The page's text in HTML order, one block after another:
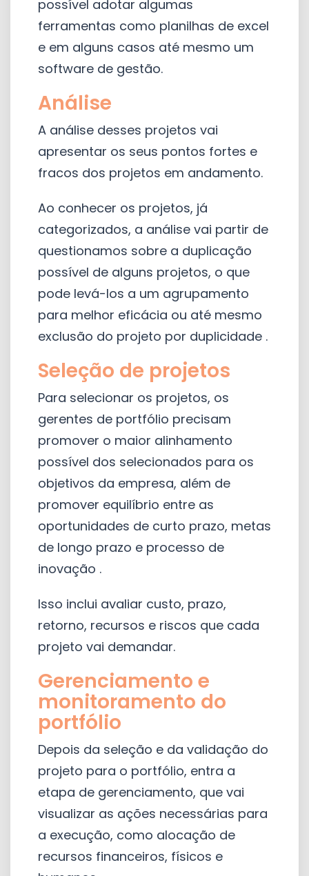
possível adotar algumas
ferramentas como planilhas de excel
e em alguns casos até mesmo um
software de gestão.
Análise
A análise desses projetos vai
apresentar os seus pontos fortes e
fracos dos projetos em andamento.
Ao conhecer os projetos, já
categorizados, a análise vai partir de
questionamos sobre a duplicação
possível de alguns projetos, o que
pode levá-los a um agrupamento
para melhor eficácia ou até mesmo
exclusão do projeto por duplicidade .
Seleção de projetos
Para selecionar os projetos, os
gerentes de portfólio precisam
promover o maior alinhamento
possível dos selecionados para os
objetivos da empresa, além de
promover equilíbrio entre as
oportunidades de curto prazo, metas
de longo prazo e processo de
inovação .
Isso inclui avaliar custo, prazo,
retorno, recursos e riscos que cada
projeto vai demandar.
Gerenciamento e
monitoramento do
portfólio
Depois da seleção e da validação do
projeto para o portfólio, entra a
etapa de gerenciamento, que vai
visualizar as ações necessárias para
a execução, como alocação de
recursos financeiros, físicos e